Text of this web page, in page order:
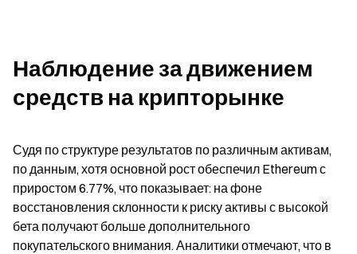
Наблюдение за движением
средств на крипторынке
Судя по структуре результатов по различным активам,
по данным, хотя основной рост обеспечил Ethereum с
приростом 6.77%, что показывает: на фоне
восстановления склонности к риску активы с высокой
бета получают больше дополнительного
покупательского внимания. Аналитики отмечают, что в